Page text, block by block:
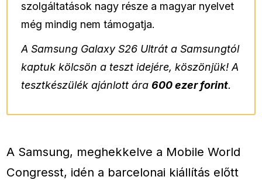
szolgáltatások nagy része a magyar nyelvet
még mindig nem támogatja.
A Samsung Galaxy S26 Ultrát a Samsungtól
kaptuk kölcsön a teszt idejére, köszönjük! A
tesztkészülék ajánlott ára 600 ezer forint.
A Samsung, meghekkelve a Mobile World
Congresst, idén a barcelonai kiállítás előtt